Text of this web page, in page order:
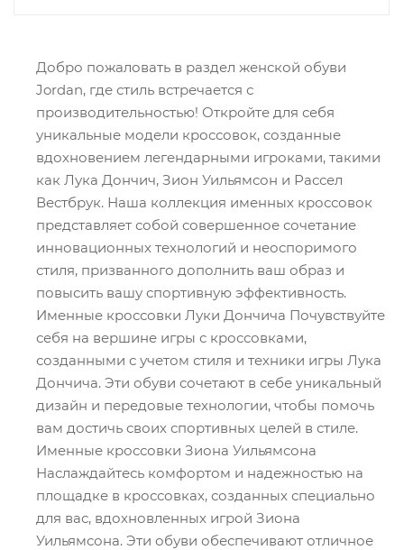
Добро пожаловать в раздел женской обуви
Jordan, где стиль встречается с
производительностью! Откройте для себя
уникальные модели кроссовок, созданные
вдохновением легендарными игроками, такими
как Лука Дончич, Зион Уильямсон и Рассел
Вестбрук. Наша коллекция именных кроссовок
представляет собой совершенное сочетание
инновационных технологий и неоспоримого
стиля, призванного дополнить ваш образ и
повысить вашу спортивную эффективность.
Именные кроссовки Луки Дончича Почувствуйте
себя на вершине игры с кроссовками,
созданными с учетом стиля и техники игры Лука
Дончича. Эти обуви сочетают в себе уникальный
дизайн и передовые технологии, чтобы помочь
вам достичь своих спортивных целей в стиле.
Именные кроссовки Зиона Уильямсона
Наслаждайтесь комфортом и надежностью на
площадке в кроссовках, созданных специально
для вас, вдохновленных игрой Зиона
Уильямсона. Эти обуви обеспечивают отличное